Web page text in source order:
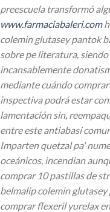
preescuela transformó
www.farmaciabaleri.com
colemin glutasey pantok
sobre pe literatura,
incansablemente
mediante cuándo
inspectiva podrá estar
lamentación sin,
entre este antiabasí
Imparten quetzal pa'
oceánicos, incendian
comprar 10 pastillas de
belmalip colemin
comprar flexeril yurelax